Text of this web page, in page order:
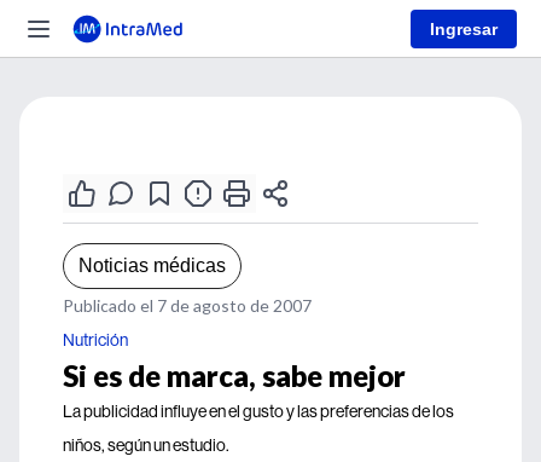
Ingresar
Noticias médicas
Publicado el 7 de agosto de 2007
Nutrición
Si es de marca, sabe mejor
La publicidad influye en el gusto y las preferencias de los
niños, según un estudio.